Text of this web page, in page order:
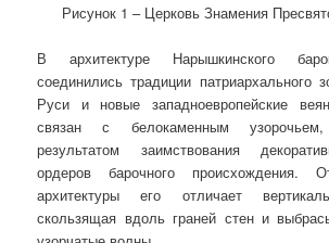
Рисунок 1 – Церковь Знамения
В архитектуре Нарышкинского
соединились традиции патриархального
Руси и новые западноевропейские
связан с белокаменным
результатом заимствования
ордеров барочного происхождения.
архитектуры его отличает
скользящая вдоль граней стен и